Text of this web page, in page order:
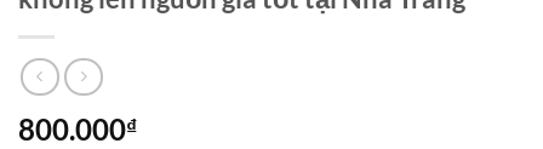
800.000₫